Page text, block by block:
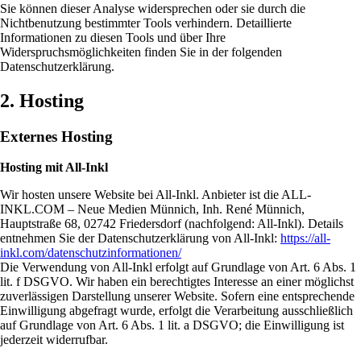
Sie können dieser Analyse widersprechen oder sie durch die
Nichtbenutzung bestimmter Tools verhindern. Detaillierte
Informationen zu diesen Tools und über Ihre
Widerspruchsmöglichkeiten finden Sie in der folgenden
Datenschutzerklärung.
2. Hosting
Externes Hosting
Hosting mit All-Inkl
Wir hosten unsere Website bei All-Inkl. Anbieter ist die ALL-
INKL.COM – Neue Medien Münnich, Inh. René Münnich,
Hauptstraße 68, 02742 Friedersdorf (nachfolgend: All-Inkl). Details
entnehmen Sie der Datenschutzerklärung von All-Inkl: https://all-
inkl.com/datenschutzinformationen/
Die Verwendung von All-Inkl erfolgt auf Grundlage von Art. 6 Abs. 1
lit. f DSGVO. Wir haben ein berechtigtes Interesse an einer möglichst
zuverlässigen Darstellung unserer Website. Sofern eine entsprechende
Einwilligung abgefragt wurde, erfolgt die Verarbeitung ausschließlich
auf Grundlage von Art. 6 Abs. 1 lit. a DSGVO; die Einwilligung ist
jederzeit widerrufbar.